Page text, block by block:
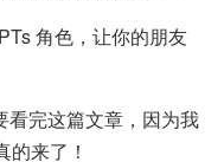
角色，让你的朋友
看完这篇文章，因为我
来了！